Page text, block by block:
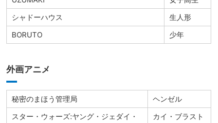
シャドーハウス
生人形
BORUTO
少年
外画アニメ
秘密のまほう管理局
ヘンゼル
スター・ウォーズ:ヤング・ジェダイ・
カイ・ブラスト